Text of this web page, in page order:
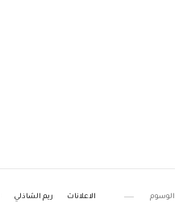
الوسوم الاعلانات ريم الشاذلي